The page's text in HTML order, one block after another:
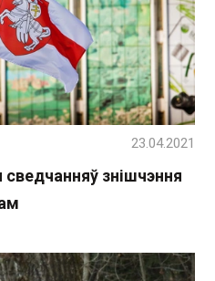
знішчэння
23.04.2021